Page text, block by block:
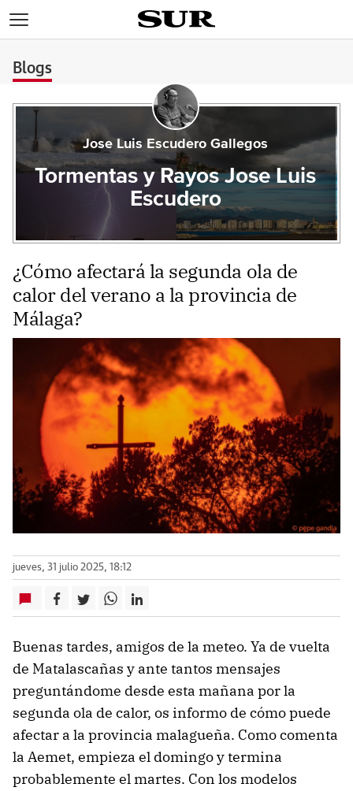
Blogs
Jose Luis Escudero Gallegos
Tormentas y Rayos Jose Luis
Escudero
¿Cómo afectará la segunda ola de
calor del verano a la provincia de
Málaga?
jueves, 31 julio 2025, 18:12
Buenas tardes, amigos de la meteo. Ya de vuelta
de Matalascañas y ante tantos mensajes
preguntándome desde esta mañana por la
segunda ola de calor, os informo de cómo puede
afectar a la provincia malagueña. Como comenta
la Aemet, empieza el domingo y termina
probablemente el martes. Con los modelos